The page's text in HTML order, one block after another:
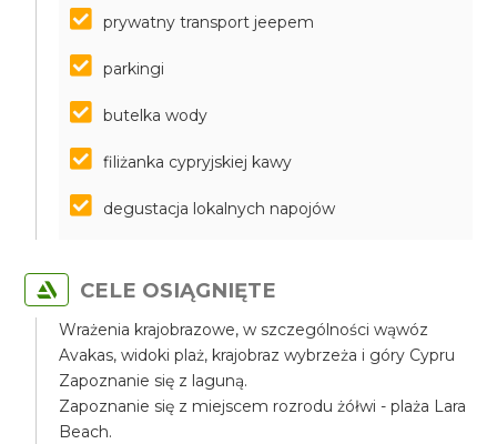
prywatny transport jeepem
parkingi
butelka wody
filiżanka cypryjskiej kawy
degustacja lokalnych napojów
CELE OSIĄGNIĘTE
Wrażenia krajobrazowe, w szczególności wąwóz
Avakas, widoki plaż, krajobraz wybrzeża i góry Cypru
Zapoznanie się z laguną.
Zapoznanie się z miejscem rozrodu żółwi - plaża Lara
Beach.